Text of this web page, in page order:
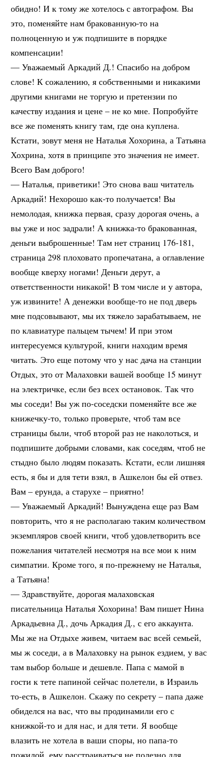
обидно! И к тому же хотелось с автографом. Вы
это, поменяйте нам бракованную-то на
полноценную и уж подпишите в порядке
компенсации!
— Уважаемый Аркадий Д.! Спасибо на добром
слове! К сожалению, я собственными и никакими
другими книгами не торгую и претензии по
качеству издания и цене – не ко мне. Попробуйте
все же поменять книгу там, где она куплена.
Кстати, зовут меня не Наталья Хохорина, а Татьяна
Хохрина, хотя в принципе это значения не имеет.
Всего Вам доброго!
— Наталья, приветики! Это снова ваш читатель
Аркадий! Нехорошо как-то получается! Вы
немолодая, книжка первая, сразу дорогая очень, а
вы уже и нос задрали! А книжка-то бракованная,
деньги выброшенные! Там нет страниц 176-181,
страница 298 плоховато пропечатана, а оглавление
вообще кверху ногами! Деньги дерут, а
ответственности никакой! В том числе и у автора,
уж извините! А денежки вообще-то не под дверь
мне подсовывают, мы их тяжело зарабатываем, не
по клавиатуре пальцем тычем! И при этом
интересуемся культурой, книги находим время
читать. Это еще потому что у нас дача на станции
Отдых, это от Малаховки вашей вообще 15 минут
на электричке, если без всех остановок. Так что
мы соседи! Вы уж по-соседски поменяйте все же
книжечку-то, только проверьте, чтоб там все
страницы были, чтоб второй раз не наколоться, и
подпишите добрыми словами, как соседям, чтоб не
стыдно было людям показать. Кстати, если лишняя
есть, я бы и для тети взял, в Ашкелон бы ей отвез.
Вам – ерунда, а старухе – приятно!
— Уважаемый Аркадий! Вынуждена еще раз Вам
повторить, что я не располагаю таким количеством
экземпляров своей книги, чтоб удовлетворить все
пожелания читателей несмотря на все мои к ним
симпатии. Кроме того, я по-прежнему не Наталья,
а Татьяна!
— Здравствуйте, дорогая малаховская
писательница Наталья Хохорина! Вам пишет Нина
Аркадьевна Д., дочь Аркадия Д., с его аккаунта.
Мы же на Отдыхе живем, читаем вас всей семьей,
мы ж соседи, а в Малаховку на рынок ездием, у вас
там выбор больше и дешевле. Папа с мамой в
гости к тете папиной сейчас полетели, в Израиль
то-есть, в Ашкелон. Скажу по секрету – папа даже
обиделся на вас, что вы продинамили его с
книжкой-то и для нас, и для тети. Я вообще
влазить не хотела в ваши споры, но папа-то
пожилой, ему расстраиваться не полезно для